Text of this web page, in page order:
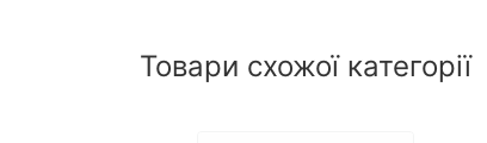
Товари схожої категорії